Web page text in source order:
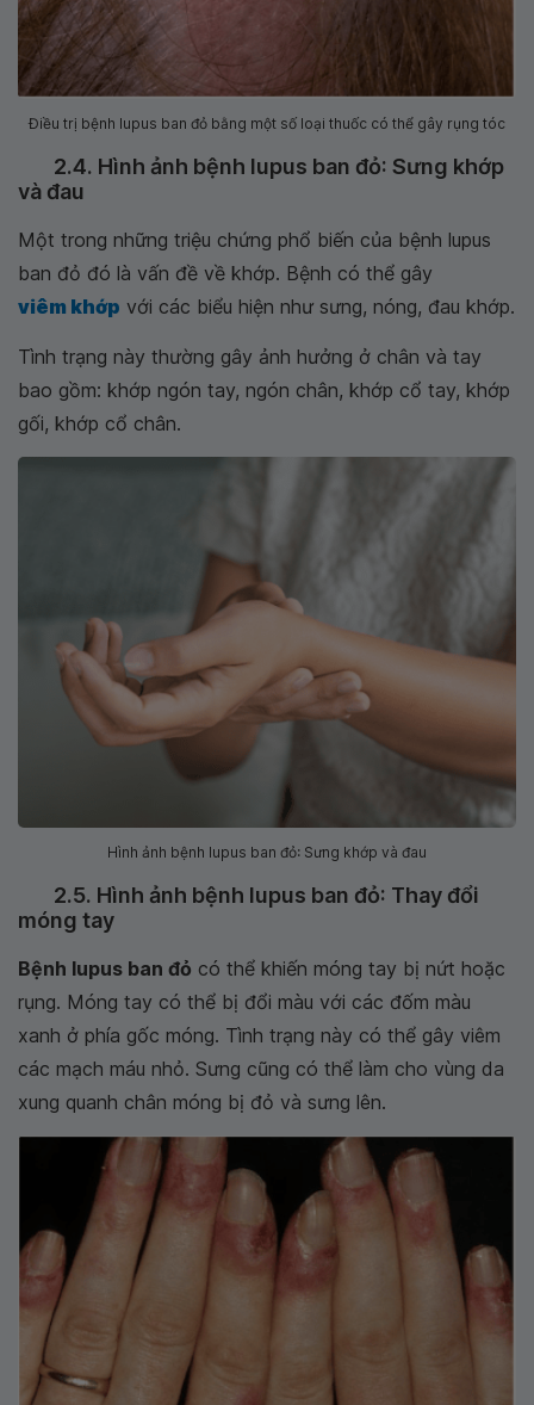
Điều trị bệnh lupus ban đỏ bằng một số loại thuốc có thể gây rụng tóc
2.4. Hình ảnh bệnh lupus ban đỏ: Sưng khớp
và đau
Một trong những triệu chứng phổ biến của bệnh lupus
ban đỏ đó là vấn đề về khớp. Bệnh có thể gây
viêm khớp với các biểu hiện như sưng, nóng, đau khớp.
Tình trạng này thường gây ảnh hưởng ở chân và tay
bao gồm: khớp ngón tay, ngón chân, khớp cổ tay, khớp
gối, khớp cổ chân.
Hình ảnh bệnh lupus ban đỏ: Sưng khớp và đau
2.5. Hình ảnh bệnh lupus ban đỏ: Thay đổi
móng tay
Bệnh lupus ban đỏ có thể khiến móng tay bị nứt hoặc
rụng. Móng tay có thể bị đổi màu với các đốm màu
xanh ở phía gốc móng. Tình trạng này có thể gây viêm
các mạch máu nhỏ. Sưng cũng có thể làm cho vùng da
xung quanh chân móng bị đỏ và sưng lên.